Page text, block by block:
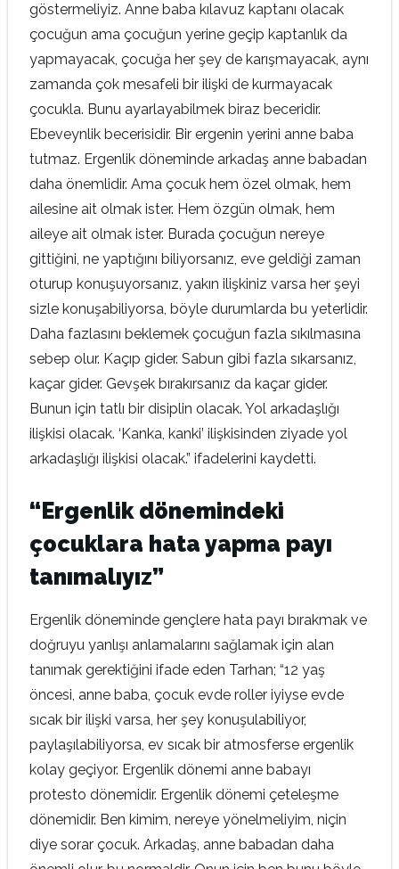
göstermeliyiz. Anne baba kılavuz kaptanı olacak
çocuğun ama çocuğun yerine geçip kaptanlık da
yapmayacak, çocuğa her şey de karışmayacak, aynı
zamanda çok mesafeli bir ilişki de kurmayacak
çocukla. Bunu ayarlayabilmek biraz beceridir.
Ebeveynlik becerisidir. Bir ergenin yerini anne baba
tutmaz. Ergenlik döneminde arkadaş anne babadan
daha önemlidir. Ama çocuk hem özel olmak, hem
ailesine ait olmak ister. Hem özgün olmak, hem
aileye ait olmak ister. Burada çocuğun nereye
gittiğini, ne yaptığını biliyorsanız, eve geldiği zaman
oturup konuşuyorsanız, yakın ilişkiniz varsa her şeyi
sizle konuşabiliyorsa, böyle durumlarda bu yeterlidir.
Daha fazlasını beklemek çocuğun fazla sıkılmasına
sebep olur. Kaçıp gider. Sabun gibi fazla sıkarsanız,
kaçar gider. Gevşek bırakırsanız da kaçar gider.
Bunun için tatlı bir disiplin olacak. Yol arkadaşlığı
ilişkisi olacak. ‘Kanka, kanki’ ilişkisinden ziyade yol
arkadaşlığı ilişkisi olacak.” ifadelerini kaydetti.
“Ergenlik dönemindeki
çocuklara hata yapma payı
tanımalıyız”
Ergenlik döneminde gençlere hata payı bırakmak ve
doğruyu yanlışı anlamalarını sağlamak için alan
tanımak gerektiğini ifade eden Tarhan; “12 yaş
öncesi, anne baba, çocuk evde roller iyiyse evde
sıcak bir ilişki varsa, her şey konuşulabiliyor,
paylaşılabiliyorsa, ev sıcak bir atmosferse ergenlik
kolay geçiyor. Ergenlik dönemi anne babayı
protesto dönemidir. Ergenlik dönemi çeteleşme
dönemidir. Ben kimim, nereye yönelmeliyim, niçin
diye sorar çocuk. Arkadaş, anne babadan daha